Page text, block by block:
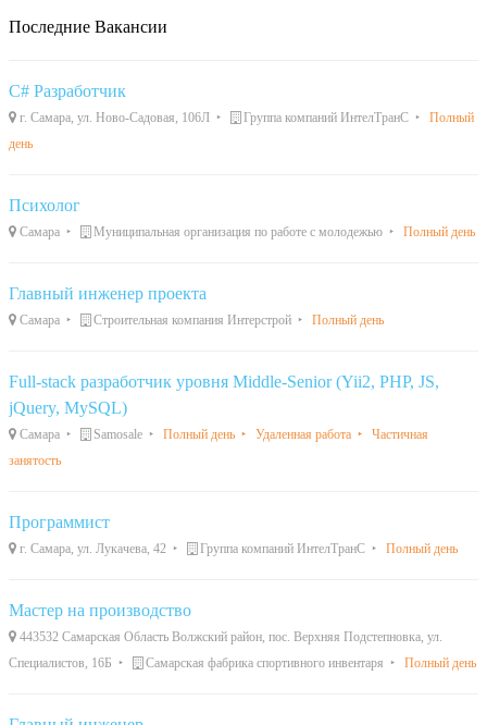
Последние Вакансии
C# Разработчик
г. Самара, ул. Ново-Садовая, 106Л Группа компаний ИнтелТранС
Полный
день
Психолог
Самара Муниципальная организация по работе с молодежью Полный день
Главный инженер проекта
Самара Строительная компания Интерстрой Полный день
Full-stack разработчик уровня Middle-Senior (Yii2, PHP, JS,
jQuery, MySQL)
Самара Samosale Полный день Удаленная работа
Частичная
занятость
Программист
г. Самара, ул. Лукачева, 42 Группа компаний ИнтелТранС Полный день
Мастер на производство
443532 Самарская Область Волжский район, пос. Верхняя Подстепновка, ул.
Специалистов, 16Б
Самарская фабрика спортивного инвентаря Полный день